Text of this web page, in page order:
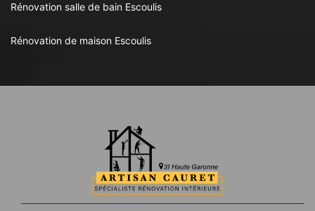
Rénovation salle de bain Escoulis
Rénovation de maison Escoulis